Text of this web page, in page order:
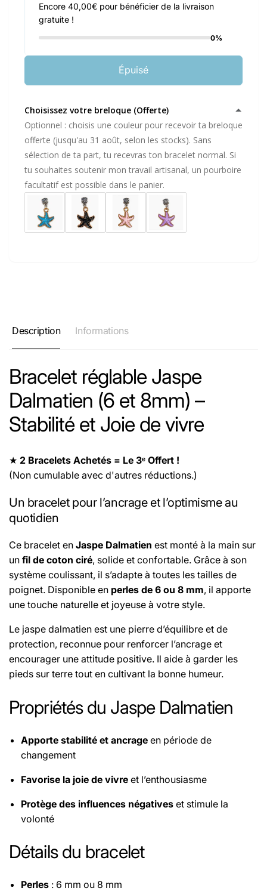
Encore 40,00€ pour bénéficier de la livraison
gratuite !
0%
Épuisé
Choisissez votre breloque (Offerte)
Optionnel : choisis une couleur pour recevoir ta breloque
offerte (jusqu'au 31 août, selon les stocks). Sans
sélection de ta part, tu recevras ton bracelet normal. Si
tu souhaites soutenir mon travail artisanal, un pourboire
facultatif est possible dans le panier.
Description Informations
Bracelet réglable Jaspe
Dalmatien (6 et 8mm) –
Stabilité et Joie de vivre
★ 2 Bracelets Achetés = Le 3ᵉ Offert !
(Non cumulable avec d'autres réductions.)
Un bracelet pour l’ancrage et l’optimisme au
quotidien
Ce bracelet en Jaspe Dalmatien est monté à la main sur
un fil de coton ciré, solide et confortable. Grâce à son
système coulissant, il s’adapte à toutes les tailles de
poignet. Disponible en perles de 6 ou 8 mm, il apporte
une touche naturelle et joyeuse à votre style.
Le jaspe dalmatien est une pierre d’équilibre et de
protection, reconnue pour renforcer l’ancrage et
encourager une attitude positive. Il aide à garder les
pieds sur terre tout en cultivant la bonne humeur.
Propriétés du Jaspe Dalmatien
Apporte stabilité et ancrage en période de
changement
Favorise la joie de vivre et l’enthousiasme
Protège des influences négatives et stimule la
volonté
Détails du bracelet
Perles : 6 mm ou 8 mm